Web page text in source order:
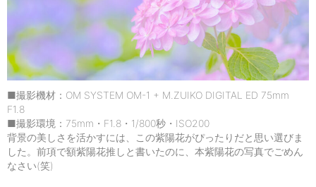
■撮影機材：OM SYSTEM OM-1 + M.ZUIKO DIGITAL ED 75mm
F1.8
■撮影環境：75mm・F1.8・1/800秒・ISO200
背景の美しさを活かすには、この紫陽花がぴったりだと思い選びま
した。前項で額紫陽花推しと書いたのに、本紫陽花の写真でごめん
なさい(笑)